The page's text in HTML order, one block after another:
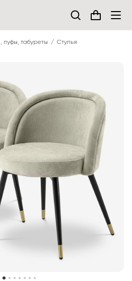
пуфы, табуреты Стулья